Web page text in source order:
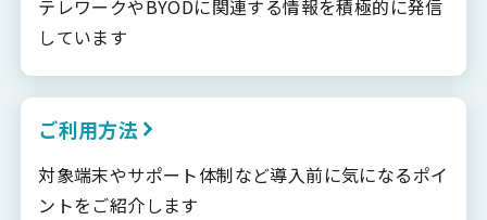
テレワークやBYODに関連する情報を積極的に発信
しています
ご利用方法
対象端末やサポート体制など導入前に気になるポイ
ントをご紹介します